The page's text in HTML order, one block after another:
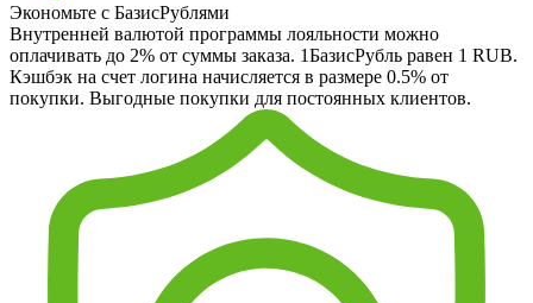
Экономьте с БазисРублями
Внутренней валютой программы лояльности можно
оплачивать до 2% от суммы заказа. 1БазисРубль равен 1 RUB.
Кэшбэк на счет логина начисляется в размере 0.5% от
покупки. Выгодные покупки для постоянных клиентов.